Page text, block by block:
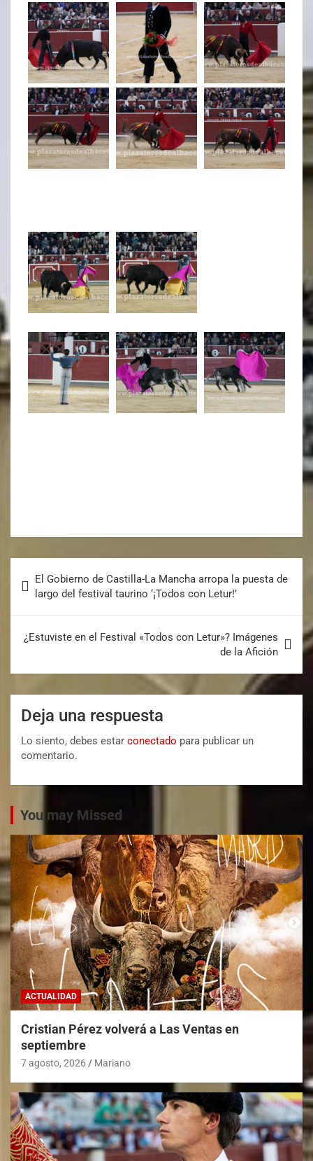
El Gobierno de Castilla-La Mancha arropa la puesta de
largo del festival taurino ‘¡Todos con Letur!’
¿Estuviste en el Festival «Todos con Letur»? Imágenes
de la Afición
Deja una respuesta
Lo siento, debes estar conectado para publicar un
comentario.
You may Missed
ACTUALIDAD
Cristian Pérez volverá a Las Ventas en
septiembre
7 agosto, 2026 Mariano